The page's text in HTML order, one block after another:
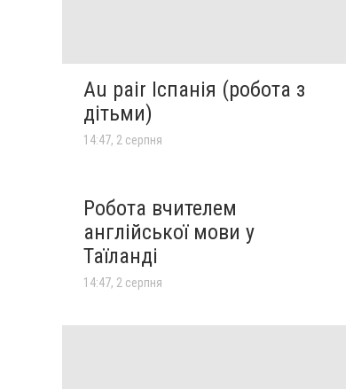
Au pair Іспанія (робота з
дітьми)
14:47, 2 серпня
Робота вчителем
англійської мови у
Таїланді
14:47, 2 серпня